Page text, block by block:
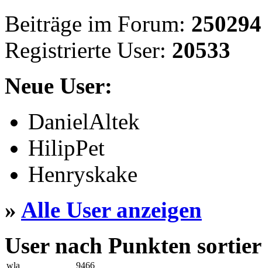
Beiträge im Forum: 250294
Registrierte User: 20533
Neue User:
DanielAltek
HilipPet
Henryskake
» Alle User anzeigen
User nach Punkten
wla
9466